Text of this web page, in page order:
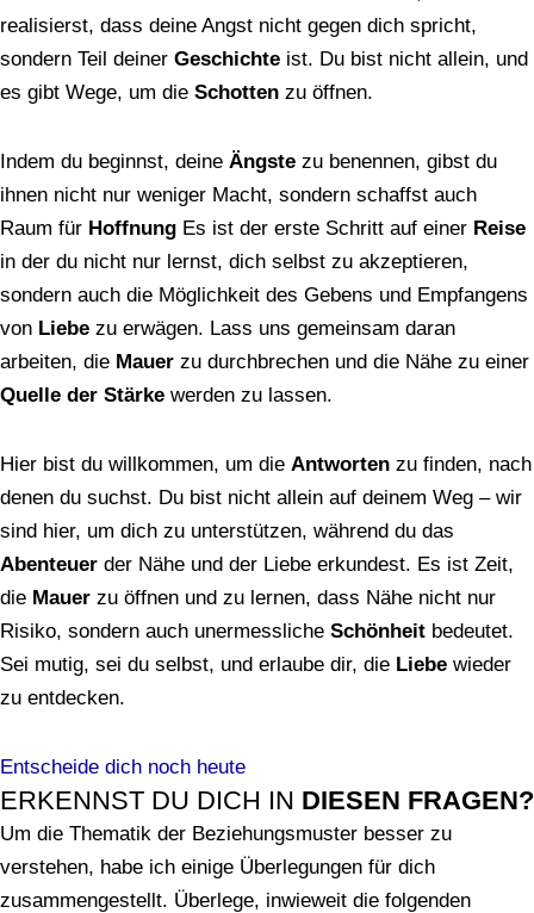
realisierst, dass deine Angst nicht gegen dich spricht,
sondern Teil deiner Geschichte ist. Du bist nicht allein, und
es gibt Wege, um die Schotten zu öffnen.
Indem du beginnst, deine Ängste zu benennen, gibst du
ihnen nicht nur weniger Macht, sondern schaffst auch
Raum für Hoffnung Es ist der erste Schritt auf einer Reise
in der du nicht nur lernst, dich selbst zu akzeptieren,
sondern auch die Möglichkeit des Gebens und Empfangens
von Liebe zu erwägen. Lass uns gemeinsam daran
arbeiten, die Mauer zu durchbrechen und die Nähe zu einer
Quelle der Stärke werden zu lassen.
Hier bist du willkommen, um die Antworten zu finden, nach
denen du suchst. Du bist nicht allein auf deinem Weg – wir
sind hier, um dich zu unterstützen, während du das
Abenteuer der Nähe und der Liebe erkundest. Es ist Zeit,
die Mauer zu öffnen und zu lernen, dass Nähe nicht nur
Risiko, sondern auch unermessliche Schönheit bedeutet.
Sei mutig, sei du selbst, und erlaube dir, die Liebe wieder
zu entdecken.
Entscheide dich noch heute
ERKENNST DU DICH IN DIESEN FRAGEN?
Um die Thematik der Beziehungsmuster besser zu
verstehen, habe ich einige Überlegungen für dich
zusammengestellt. Überlege, inwieweit die folgenden